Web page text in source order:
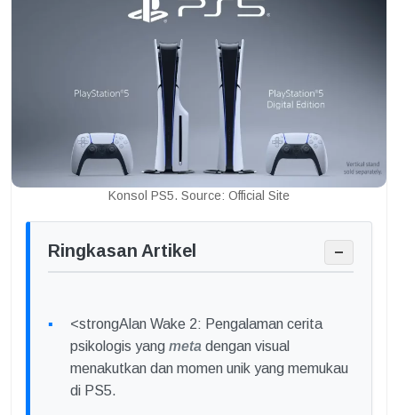
Konsol PS5. Source: Official Site
Ringkasan Artikel −
<strongAlan Wake 2: Pengalaman cerita
psikologis yang meta dengan visual
menakutkan dan momen unik yang memukau
di PS5.